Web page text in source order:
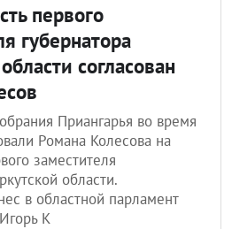
первого
губернатора
согласован
Приангарья во время
Романа Колесова на
заместителя
области.
в областной парламент
К